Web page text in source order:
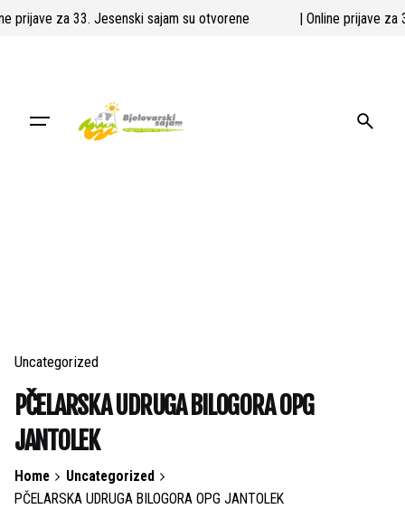
Skipprijave za 33. Jesenski sajam su otvorene | Online prijave
Uncategorized
PČELARSKA UDRUGA BILOGORA OPG
JANTOLEK
Home
Uncategorized
PČELARSKA UDRUGA BILOGORA OPG JANTOLEK